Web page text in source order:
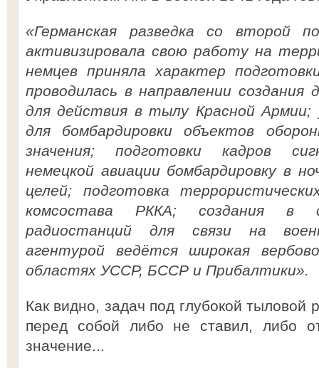
«Германская разведка со второй
активизировала свою работу на
немцев приняла характер
проводилась в направлении создания
для действия в тылу Красной Армии;
для бомбардировки объектов
значения; подготовки кадров
немецкой авиации бомбардировку в
целей; подготовка
комсостава РККА; создания в
радиостанций для связи на
агентурой ведётся широкая
областях УССР, БССР и Прибалтики».
Как видно, задач под глубокой тыловой
перед собой либо не ставил, либо
значение...